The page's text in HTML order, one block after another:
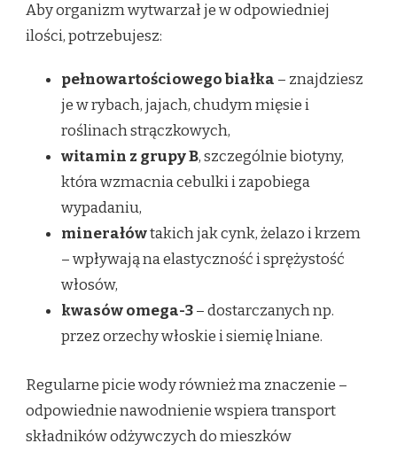
Aby organizm wytwarzał je w odpowiedniej
ilości, potrzebujesz:
pełnowartościowego białka – znajdziesz
je w rybach, jajach, chudym mięsie i
roślinach strączkowych,
witamin z grupy B, szczególnie biotyny,
która wzmacnia cebulki i zapobiega
wypadaniu,
minerałówtakich jak cynk, żelazo i krzem
– wpływają na elastyczność i sprężystość
włosów,
kwasów omega-3– dostarczanych np.
przez orzechy włoskie i siemię lniane.
Regularne picie wody również ma znaczenie –
odpowiednie nawodnienie wspiera transport
składników odżywczych do mieszków